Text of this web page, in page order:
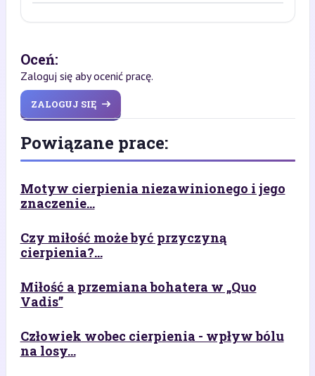
Oceń:
Zaloguj się aby ocenić pracę.
ZALOGUJ SIĘ
Powiązane prace:
Motyw cierpienia niezawinionego i jego
znaczenie...
Czy miłość może być przyczyną
cierpienia?...
Miłość a przemiana bohatera w „Quo
Vadis”
Człowiek wobec cierpienia - wpływ bólu
na losy...